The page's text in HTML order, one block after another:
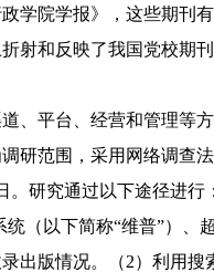
学院学报》，这些期刊
射和反映了我国党校期刊
、平台、经营和管理等
研范围，采用网络调查
研究通过以下途径进行
（以下简称“维普”）、
出版情况。（2）利用